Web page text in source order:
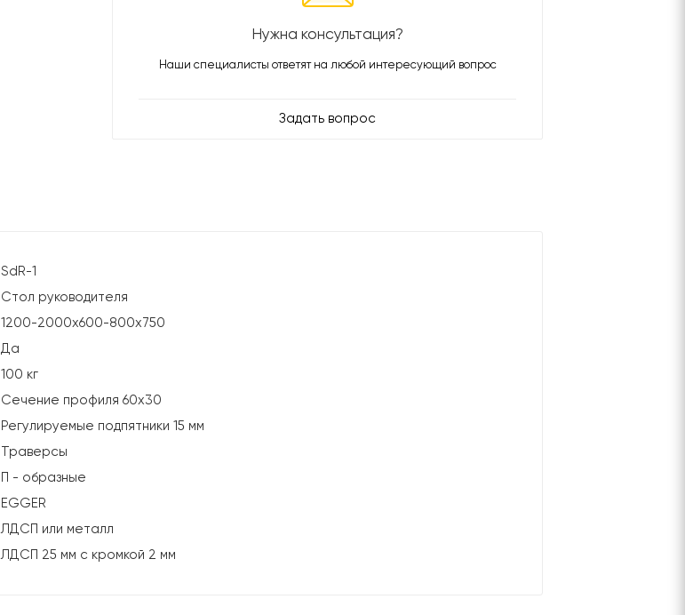
Нужна консультация?
Наши специалисты ответят на любой интересующий вопрос
Задать вопрос
SdR-1
Стол руководителя
1200-2000х600-800х750
Да
100 кг
Сечение профиля 60х30
Регулируемые подпятники 15 мм
Траверсы
П - образные
EGGER
ЛДСП или металл
ЛДСП 25 мм с кромкой 2 мм